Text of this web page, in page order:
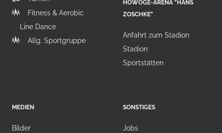
Fitness & Aerobic
Line Dance
Allg. Sportgruppe
HOWOGE-ARENA "HANS
ZOSCHKE"
Anfahrt zum Stadion
Stadion
Sportstätten
MEDIEN
Bilder
SONSTIGES
Jobs